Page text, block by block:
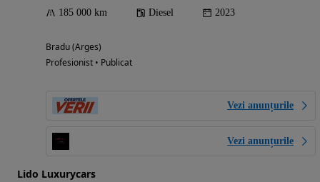
185 000 km Diesel 2023
Bradu (Arges)
Profesionist • Publicat
Vezi anunțurile
Vezi anunțurile
Lido Luxurycars